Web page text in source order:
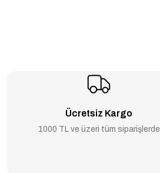
Ücretsiz Kargo
1000 TL ve üzeri tüm siparişlerde